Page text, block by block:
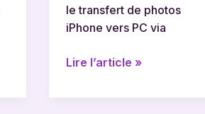
le transfert de photos
iPhone vers PC via
Lire l’article »